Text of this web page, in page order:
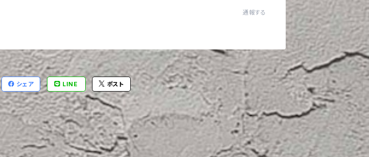
通報する
シェア LINE ポスト